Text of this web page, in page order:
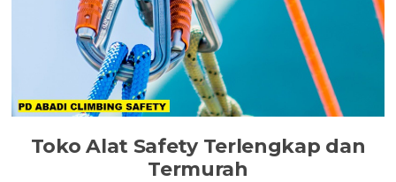
Toko Alat Safety Terlengkap dan
Termurah